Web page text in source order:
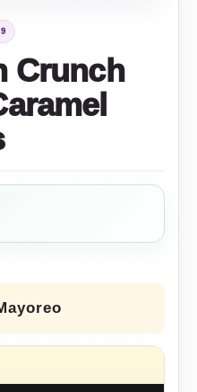
Crunch